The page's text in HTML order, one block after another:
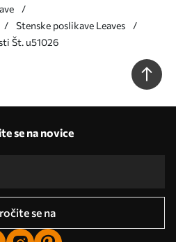
Stenske poslikave Leaves
Št. u51026
se na novice
se na